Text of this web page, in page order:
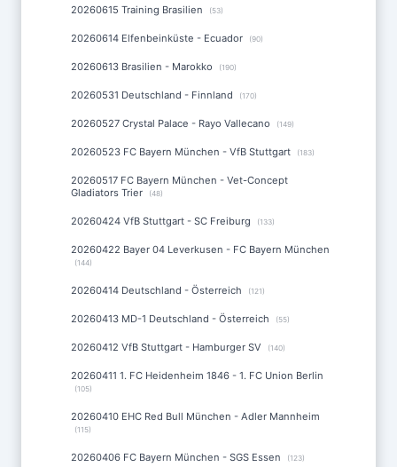
20260615 Training Brasilien (53)
20260614 Elfenbeinküste - Ecuador (90)
20260613 Brasilien - Marokko (190)
20260531 Deutschland - Finnland (170)
20260527 Crystal Palace - Rayo Vallecano (149)
20260523 FC Bayern München - VfB Stuttgart (183)
20260517 FC Bayern München - Vet-Concept
Gladiators Trier
(48)
20260424 VfB Stuttgart - SC Freiburg (133)
20260422 Bayer 04 Leverkusen - FC Bayern München
(144)
20260414 Deutschland - Österreich (121)
20260413 MD-1 Deutschland - Österreich (55)
20260412 VfB Stuttgart - Hamburger SV (140)
20260411 1. FC Heidenheim 1846 - 1. FC Union Berlin
(105)
20260410 EHC Red Bull München - Adler Mannheim
(115)
20260406 FC Bayern München - SGS Essen (123)